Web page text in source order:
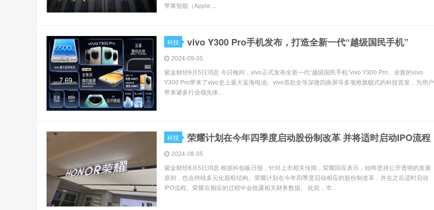
苹果智能（Apple ...
科技 vivo Y300 Pro手机发布，打造全新一代“越级国民手机”
2024-09-05
紫金财经9月5日消息 今日晚间，vivo正式发布全新一代“越级国民手机”vivo Y300 Pro。全新的vivo
Y300 Pro带来了vivo史上最大蓝海电池、vivo首款全等深微四曲屏等多项抢旗舰式的科技首发，为用户
带来诸多行业领先体...
科技 荣耀计划在今年四季度启动股份制改革 并将适时启动IPO流程
2024-08-05
紫金财经8月5日消息 根据科创板日报，针对上市相关传闻，荣耀回应表示，始终坚持公开透明的发展
原则，也会持续多元化股权结构。荣耀计划在今年四季度启动相应的股份制改革，并在之后适时启动
IPO流程。荣耀在相应的过程中会批露相关财务数据。 此前，市...